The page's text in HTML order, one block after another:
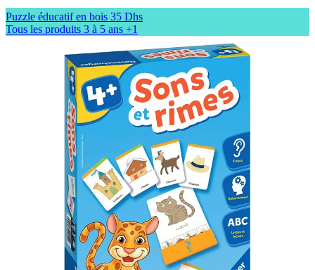
Puzzle éducatif en bois 35 Dhs
Tous les produits 3 à 5 ans +1